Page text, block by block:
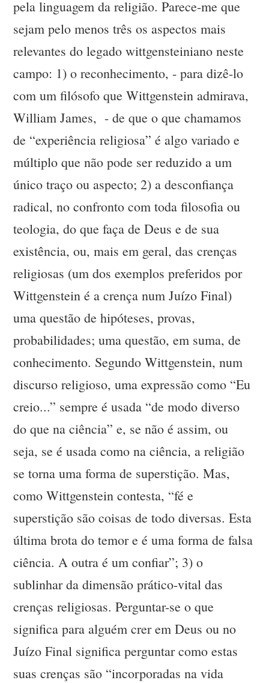
pela linguagem da religião. Parece-me que
sejam pelo menos três os aspectos mais
relevantes do legado wittgensteiniano neste
campo: 1) o reconhecimento, - para dizê-lo
com um filósofo que Wittgenstein admirava,
William James, - de que o que chamamos
de “experiência religiosa” é algo variado e
múltiplo que não pode ser reduzido a um
único traço ou aspecto; 2) a desconfiança
radical, no confronto com toda filosofia ou
teologia, do que faça de Deus e de sua
existência, ou, mais em geral, das crenças
religiosas (um dos exemplos preferidos por
Wittgenstein é a crença num Juízo Final)
uma questão de hipóteses, provas,
probabilidades; uma questão, em suma, de
conhecimento. Segundo Wittgenstein, num
discurso religioso, uma expressão como “Eu
creio...” sempre é usada “de modo diverso
do que na ciência” e, se não é assim, ou
seja, se é usada como na ciência, a religião
se torna uma forma de superstição. Mas,
como Wittgenstein contesta, “fé e
superstição são coisas de todo diversas. Esta
última brota do temor e é uma forma de falsa
ciência. A outra é um confiar”; 3) o
sublinhar da dimensão prático-vital das
crenças religiosas. Perguntar-se o que
significa para alguém crer em Deus ou no
Juízo Final significa perguntar como estas
suas crenças são “incorporadas na vida